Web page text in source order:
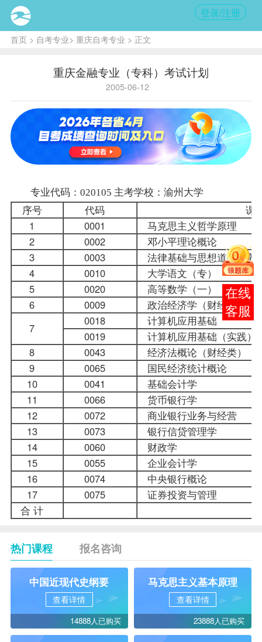
登录/注册
首页> 自考专业> 重庆自考专业 > 正文
重庆金融专业（专科）考试计划
2005-06-12
专业代码：020105 主考学校：渝州大学
序号 代码
课
1
0001
马克思主义哲学原理
2
0002
邓小平理论概论
3
0003
法律基础与思想道德修
4
0010 大学语文 （专）
5
0020
高等数学（一）
6
0009
政治经济学（财经类）
7
0018
计算机应用基础
0019
计算机应用基础（实践
8
0043
经济法概论（财经类）
9
0065
国民经济统计概论
10
0041
基础会计学
11
0066
货币银行学
12
0072
商业银行业务与经营
13
0073
银行信贷管理学
14
0060
财政学
15
0055
企业会计学
16
0074
中央银行概论
17
0075
证券投资与管理
合 计
热门课程 报名咨询
中国近现代史纲要
查看详情
14888人已购买
马克思主义基本原理
查看详情
23888人已购买
在线
客服